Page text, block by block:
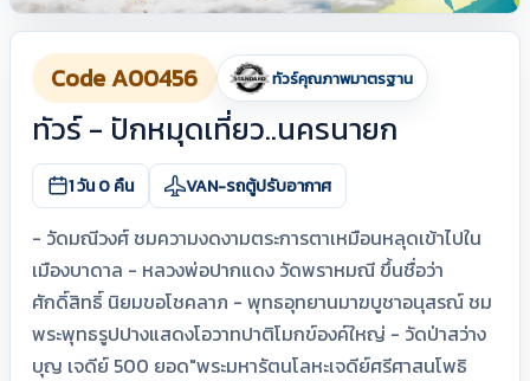
Code A00456 ทัวร์คุณภาพมาตรฐาน
ทัวร์ - ปักหมุดเที่ยว..นครนายก
1 วัน 0 คืน VAN-รถตู้ปรับอากาศ
- วัดมณีวงศ์ ชมความงดงามตระการตาเหมือนหลุดเข้าไปใน
เมืองบาดาล - หลวงพ่อปากแดง วัดพราหมณี ขึ้นชื่อว่า
ศักดิ์สิทธิ์ นิยมขอโชคลาภ - พุทธอุทยานมาฆบูชาอนุสรณ์ ชม
พระพุทธรูปปางแสดงโอวาทปาติโมกข์องค์ใหญ่ - วัดป่าสว่าง
บุญ เจดีย์ 500 ยอด"พระมหารัตนโลหะเจดีย์ศรีศาสนโพธิ